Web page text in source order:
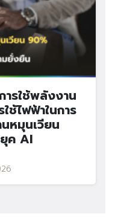
ารใช้พลังงาน
ช้ไฟฟ้าในการ
หมุนเวียน
ค AI